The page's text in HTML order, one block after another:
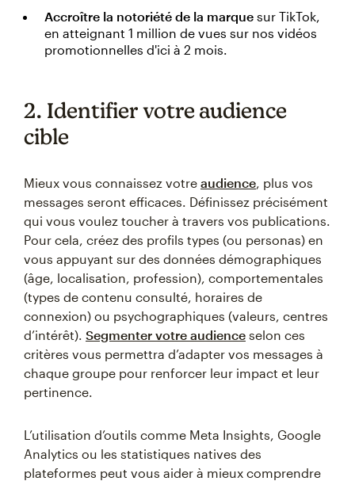
Accroître la notoriété de la marque sur TikTok,
en atteignant 1 million de vues sur nos vidéos
promotionnelles d'ici à 2 mois.
2. Identifier votre audience
cible
Mieux vous connaissez votre audience, plus vos
messages seront efficaces. Définissez précisément
qui vous voulez toucher à travers vos publications.
Pour cela, créez des profils types (ou personas) en
vous appuyant sur des données démographiques
(âge, localisation, profession), comportementales
(types de contenu consulté, horaires de
connexion) ou psychographiques (valeurs, centres
d’intérêt). Segmenter votre audience selon ces
critères vous permettra d’adapter vos messages à
chaque groupe pour renforcer leur impact et leur
pertinence.
L’utilisation d’outils comme Meta Insights, Google
Analytics ou les statistiques natives des
plateformes peut vous aider à mieux comprendre